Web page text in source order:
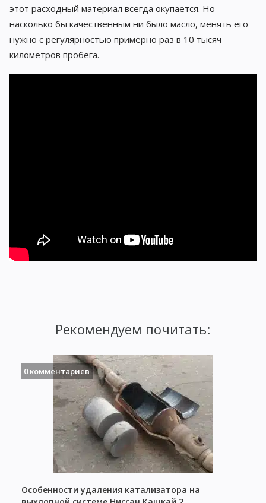
этот расходный материал всегда окупается. Но
насколько бы качественным ни было масло, менять его
нужно с регулярностью примерно раз в 10 тысяч
километров пробега.
Рекомендуем почитать:
0 комментариев
Особенности удаления катализатора на